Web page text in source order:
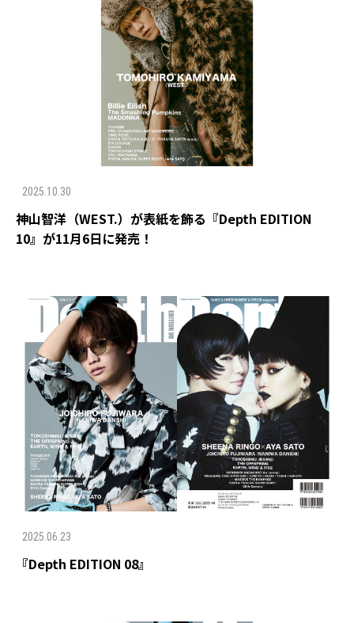
2025.10.30
神山智洋（WEST.）が表紙を飾る『Depth EDITION
10』が11月6日に発売！
2025.06.23
『Depth EDITION 08』